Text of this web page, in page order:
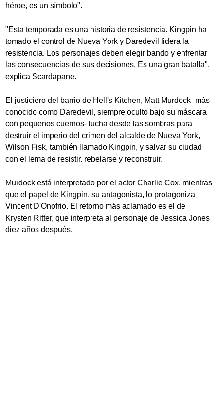
héroe, es un símbolo".
"Esta temporada es una historia de resistencia. Kingpin ha
tomado el control de Nueva York y Daredevil lidera la
resistencia. Los personajes deben elegir bando y enfrentar
las consecuencias de sus decisiones. Es una gran batalla",
explica Scardapane.
El justiciero del barrio de Hell's Kitchen, Matt Murdock -más
conocido como Daredevil, siempre oculto bajo su máscara
con pequeños cuernos- lucha desde las sombras para
destruir el imperio del crimen del alcalde de Nueva York,
Wilson Fisk, también llamado Kingpin, y salvar su ciudad
con el lema de resistir, rebelarse y reconstruir.
Murdock está interpretado por el actor Charlie Cox, mientras
que el papel de Kingpin, su antagonista, lo protagoniza
Vincent D'Onofrio. El retorno más aclamado es el de
Krysten Ritter, que interpreta al personaje de Jessica Jones
diez años después.